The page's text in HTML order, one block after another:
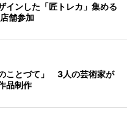
インした「匠トレカ」集める
舗参加
ことづて」 3人の芸術家が
品制作